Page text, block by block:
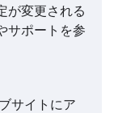
が変更される
サポートを参
サイトにア